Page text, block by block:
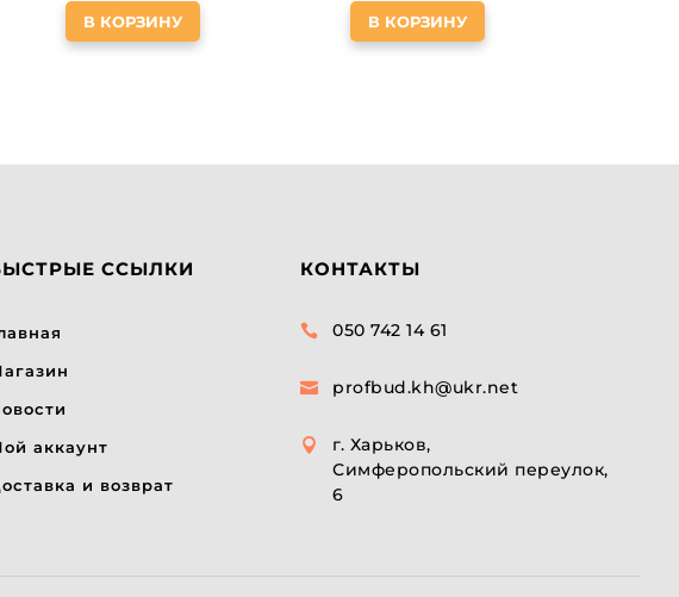
В КОРЗИНУ В КОРЗИНУ
ССЫЛКИ
аккаунт
и возврат
КОНТАКТЫ
 050 742 14 61
 profbud.kh@ukr.net

г. Харьков,
Симферопольский переулок,
6